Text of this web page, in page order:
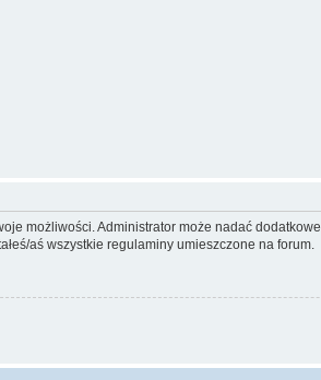
możliwości. Administrator może nadać
aś wszystkie regulaminy umieszczone na forum.